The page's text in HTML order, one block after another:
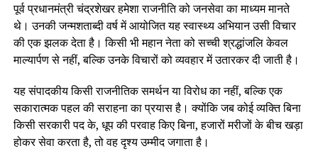
पूर्व प्रधानमंत्री चंद्रशेखर हमेशा राजनीति को जनसेवा का माध्यम मानते
थे। उनकी जन्मशताब्दी वर्ष में आयोजित यह स्वास्थ्य अभियान उसी विचार
की एक झलक देता है। किसी भी महान नेता को सच्ची श्रद्धांजलि केवल
माल्यार्पण से नहीं, बल्कि उनके विचारों को व्यवहार में उतारकर दी जाती है।
यह संपादकीय किसी राजनीतिक समर्थन या विरोध का नहीं, बल्कि एक
सकारात्मक पहल की सराहना का प्रयास है। क्योंकि जब कोई व्यक्ति बिना
किसी सरकारी पद के, धूप की परवाह किए बिना, हजारों मरीजों के बीच खड़ा
होकर सेवा करता है, तो वह दृश्य उम्मीद जगाता है।